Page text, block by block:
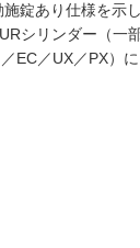
錠あり仕様を示し
シリンダー（一
EC／UX／PX）に